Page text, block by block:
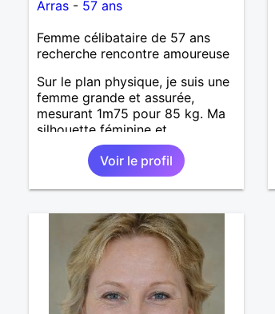
Arras- 57 ans
Femme célibataire de 57 ans
recherche rencontre amoureuse
Sur le plan physique, je suis une
femme grande et assurée,
mesurant 1m75 pour 85 kg. Ma
silhouette féminine et
harmonieuse reflète une
présence naturelle et une allure
pleine de douceur. J’assume mes
formes avec confiance, et je
simplicité et élégance. Mon
apparence, tout comme ma
personnalité, exprime une
femme authentique, mature et
bien dans sa peau.
Voir le profil